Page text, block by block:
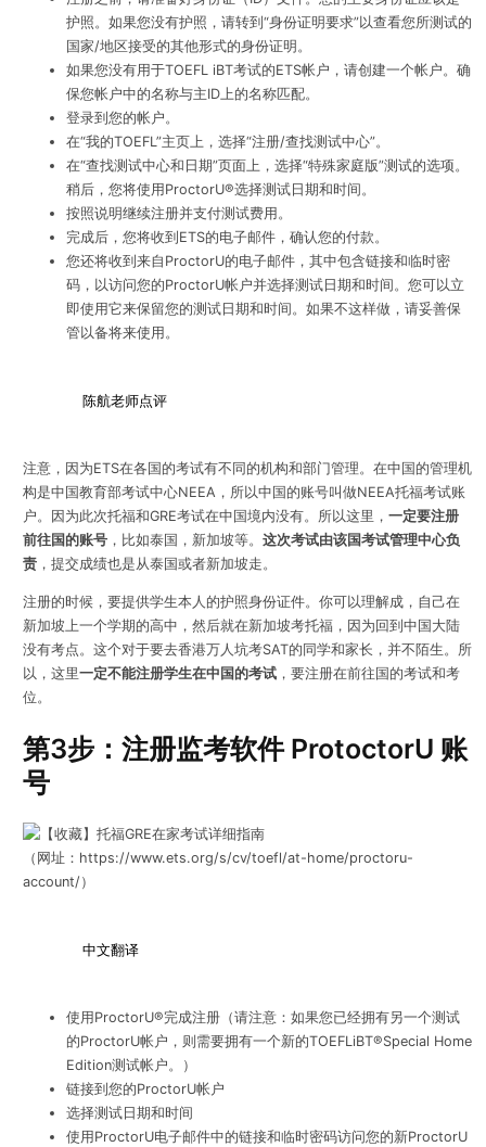
护照。如果您没有护照，请转到“身份证明要求”以查看您所测试的
国家/地区接受的其他形式的身份证明。
如果您没有用于TOEFL iBT考试的ETS帐户，请创建一个帐户。确
保您帐户中的名称与主ID上的名称匹配。
登录到您的帐户。
在“我的TOEFL”主页上，选择“注册/查找测试中心”。
在“查找测试中心和日期”页面上，选择“特殊家庭版”测试的选项。
稍后，您将使用ProctorU®选择测试日期和时间。
按照说明继续注册并支付测试费用。
完成后，您将收到ETS的电子邮件，确认您的付款。
您还将收到来自ProctorU的电子邮件，其中包含链接和临时密
码，以访问您的ProctorU帐户并选择测试日期和时间。您可以立
即使用它来保留您的测试日期和时间。如果不这样做，请妥善保
管以备将来使用。
陈航老师点评
注意，因为ETS在各国的考试有不同的机构和部门管理。在中国的管理机
构是中国教育部考试中心NEEA，所以中国的账号叫做NEEA托福考试账
户。因为此次托福和GRE考试在中国境内没有。所以这里， 一定要注册
前往国的账号，比如泰国，新加坡等。 这次考试由该国考试管理中心负
责，提交成绩也是从泰国或者新加坡走。
注册的时候，要提供学生本人的护照身份证件。你可以理解成，自己在
新加坡上一个学期的高中，然后就在新加坡考托福，因为回到中国大陆
没有考点。这个对于要去香港万人坑考SAT的同学和家长，并不陌生。所
以，这里一定不能注册学生在中国的考试，要注册在前往国的考试和考
位。
第3步：注册监考软件 ProtoctorU 账
号
（网址：https://www.ets.org/s/cv/toefl/at-home/proctoru-
account/）
中文翻译
使用ProctorU®完成注册（请注意：如果您已经拥有另一个测试
的ProctorU帐户，则需要拥有一个新的TOEFLiBT®Special Home
Edition测试帐户。）
链接到您的ProctorU帐户
选择测试日期和时间
使用ProctorU电子邮件中的链接和临时密码访问您的新ProctorU